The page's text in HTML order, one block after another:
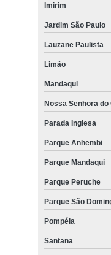
Imirim
Jardim São Paulo
Lauzane Paulista
Limão
Mandaqui
Nossa Senhora do
Parada Inglesa
Parque Anhembi
Parque Mandaqui
Parque Peruche
Parque São
Pompéia
Santana